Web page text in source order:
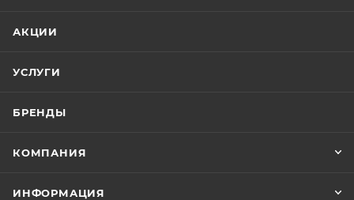
АКЦИИ
УСЛУГИ
БРЕНДЫ
КОМПАНИЯ
ИНФОРМАЦИЯ